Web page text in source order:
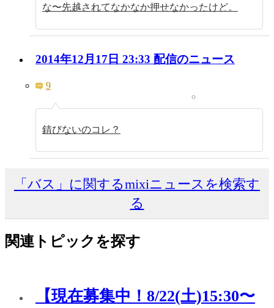
な〜先越されてなかなか押せなかったけど。
2014年12月17日 23:33 配信のニュース
9
錆びないのコレ？
「バス」に関するmixiニュースを検索す
る
関連トピックを探す
【現在募集中！8/22(土)15:30〜